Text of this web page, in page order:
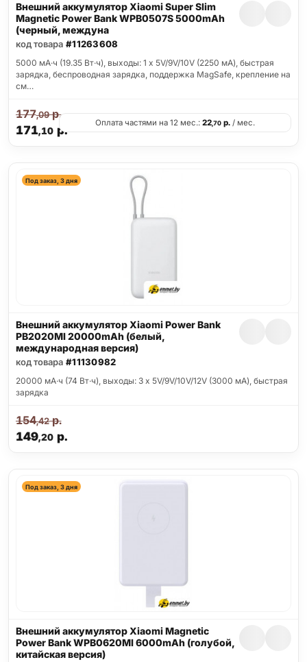
Внешний аккумулятор Xiaomi Super Slim
Magnetic Power Bank WPB0507S 5000mAh
(черный, междуна
код товара #11263608
5000 мА·ч (19.35 Вт·ч), выходы: 1 x 5V/9V/10V (2250 мА), быстрая
зарядка, беспроводная зарядка, поддержка MagSafe, крепление на
см…
171,10р.
177,09р.
Оплата частями на 12 мес.: 22,70 р. / мес.
Под заказ, 3 дня
Внешний аккумулятор Xiaomi Power Bank
PB2020MI 20000mAh (белый,
международная версия)
код товара #11130982
20000 мА·ч (74 Вт·ч), выходы: 3 x 5V/9V/10V/12V (3000 мА), быстрая
зарядка
149,20р.
154,42р.
Под заказ, 3 дня
Внешний аккумулятор Xiaomi Magnetic
Power Bank WPB0620MI 6000mAh (голубой,
китайская версия)